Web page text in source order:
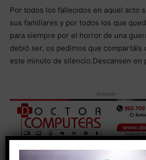
Por todos los fallecidos en aquel acto
sus familiares y por todos los que
para siempre por el horror de una
debió ser, os pedimos que compartáis
este minuto de silencio.Descansen en
- Anuncio -